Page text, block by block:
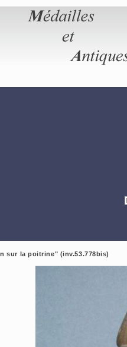
sur la poitrine" (inv.53.778bis)